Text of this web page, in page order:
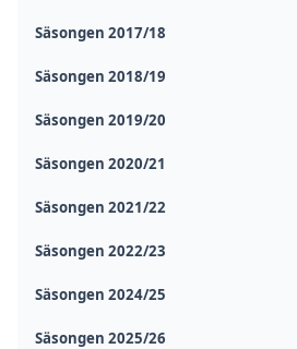
Säsongen 2017/18
Säsongen 2018/19
Säsongen 2019/20
Säsongen 2020/21
Säsongen 2021/22
Säsongen 2022/23
Säsongen 2024/25
Säsongen 2025/26